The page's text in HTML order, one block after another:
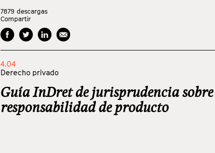
7879 descargas
Compartir
4.04
Derecho privado
Guía InDret de jurisprudencia sobre
responsabilidad de producto